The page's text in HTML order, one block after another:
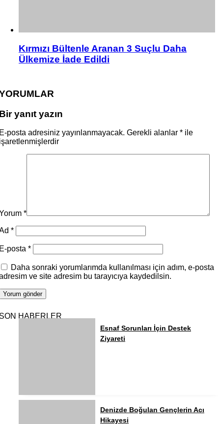
Kırmızı Bültenle Aranan 3 Suçlu Daha
Ülkemize İade Edildi
yanıt yazın
posta adresiniz yayınlanmayacak. Gerekli alanlar * ile
*
*
posta *
Daha sonraki yorumlarımda kullanılması için adım, e-posta
ve site adresim bu tarayıcıya kaydedilsin.
HABERLER
Esnaf Sorunları İçin Destek
Ziyareti
Denizde Boğulan Gençlerin Acı
Hikayesi